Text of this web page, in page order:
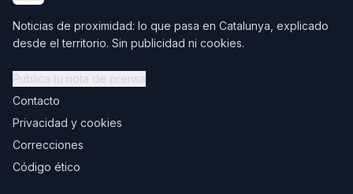
Noticias de proximidad: lo que pasa en Catalunya, explicado
desde el territorio. Sin publicidad ni cookies.
Publica tu nota de prensa
Contacto
Privacidad y cookies
Correcciones
Código ético